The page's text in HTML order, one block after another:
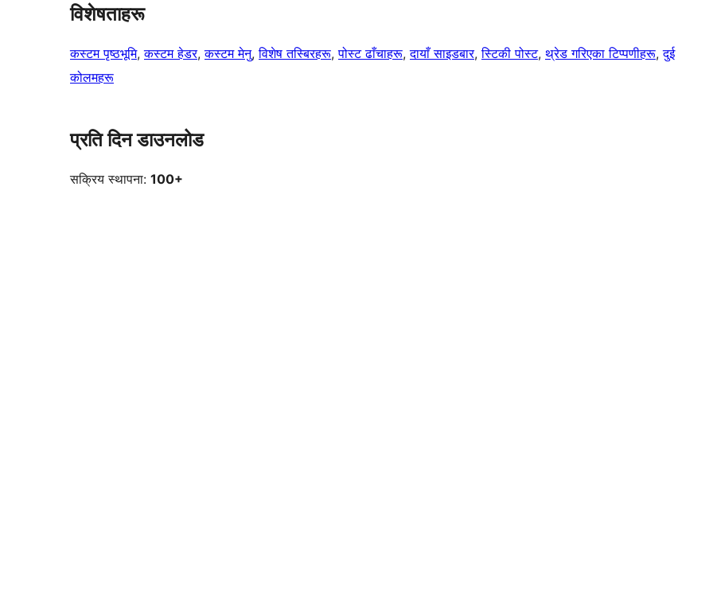
विशेषताहरू
कस्टम पृष्ठभूमि, कस्टम हेडर, कस्टम मेनु, विशेष तस्बिरहरू, पोस्ट ढाँचाहरू, दायाँ साइडबार, स्टिकी पोस्ट, थ्रेड गरिएका टिप्पणीहरू, दुई
कोलमहरू
प्रति दिन डाउनलोड
सक्रिय स्थापना: 100+